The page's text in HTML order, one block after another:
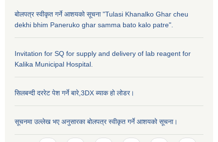
बोलपत्र स्वीकृत गर्ने आशयको सूचना "Tulasi Khanalko Ghar cheu
dekhi bhim Paneruko ghar samma bato kalo patre".
Invitation for SQ for supply and delivery of lab reagent for
Kalika Municipal Hospital.
सिलबन्दी दररेट पेश गर्ने बारे,3DX ब्याक हो लोडर।
सूचनमा उल्लेख भए अनुसारका बोलपत्र स्वीकृत गर्ने आशयको सूचना।